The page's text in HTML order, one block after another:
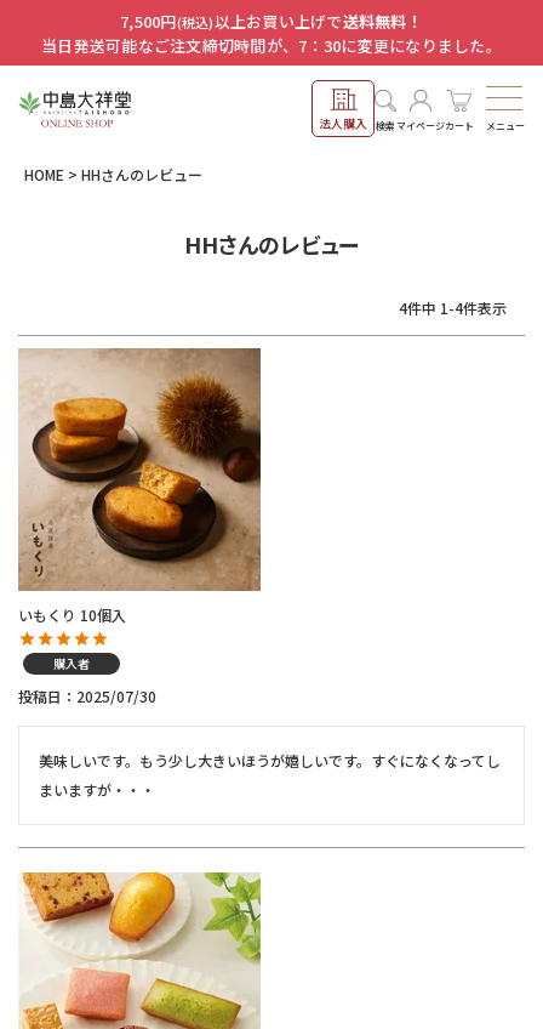
7,500円(税込)以上お買い上げで送料無料！
当日発送可能なご注文締切時間が、7：30に変更になりました。
法人購入 検索マイページカート メニュー
HOME HHさんのレビュー
HHさんのレビュー
4件中 1-4件表示
いもくり 10個入
購入者
投稿日 2025/07/30
美味しいです。もう少し大きいほうが嬉しいです。すぐになくなってし
まいますが・・・